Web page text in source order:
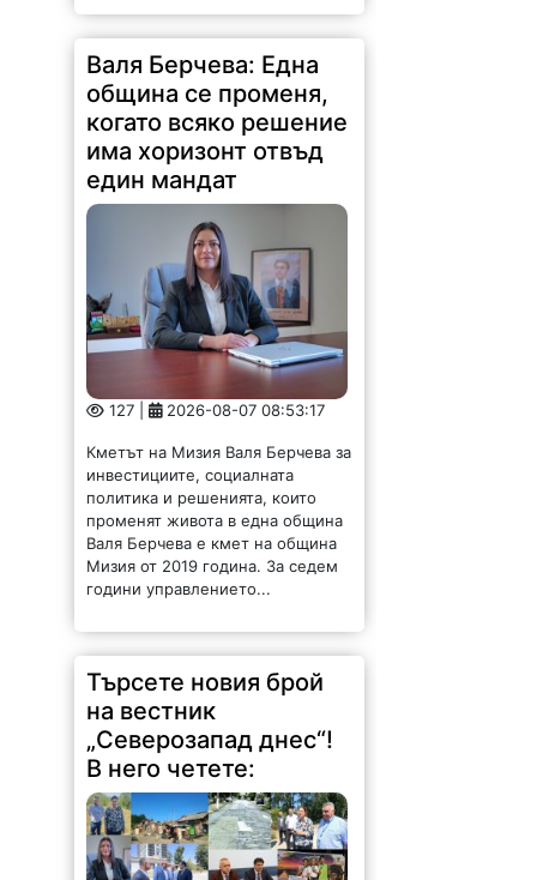
Валя Берчева: Една
община се променя,
когато всяко решение
има хоризонт отвъд
един мандат
127 | 2026-08-07 08:53:17
Кметът на Мизия Валя Берчева за
инвестициите, социалната
политика и решенията, които
променят живота в една община
Валя Берчева е кмет на община
Мизия от 2019 година. За седем
години управлението...
Търсете новия брой
на вестник
„Северозапад днес“!
В него четете: